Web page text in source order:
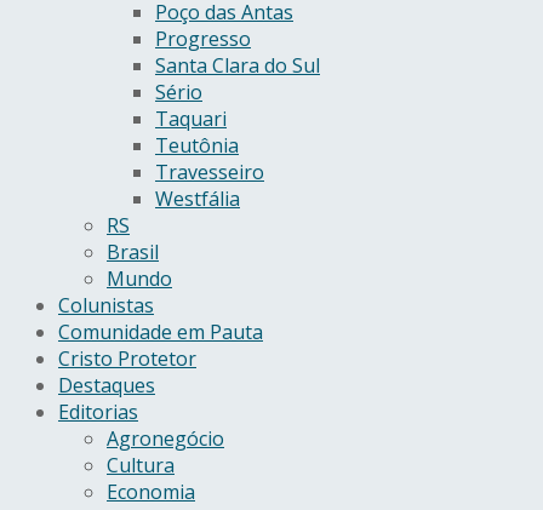
Poço das Antas
Progresso
Santa Clara do Sul
Sério
Taquari
Teutônia
Travesseiro
Westfália
RS
Brasil
Mundo
Colunistas
Comunidade em Pauta
Cristo Protetor
Destaques
Editorias
Agronegócio
Cultura
Economia